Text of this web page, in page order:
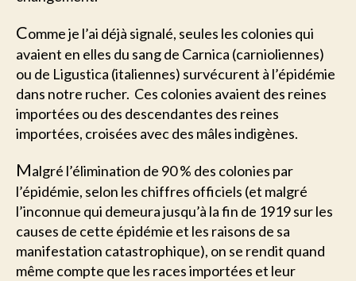
Comme je l’ai déjà signalé, seules les colonies qui
avaient en elles du sang de Carnica (carnioliennes)
ou de Ligustica (italiennes) survécurent à l’épidémie
dans notre rucher. Ces colonies avaient des reines
importées ou des descendantes des reines
importées, croisées avec des mâles indigènes.
Malgré l’élimination de 90 % des colonies par
l’épidémie, selon les chiffres officiels (et malgré
l’inconnue qui demeura jusqu’à la fin de 1919 sur les
causes de cette épidémie et les raisons de sa
manifestation catastrophique), on se rendit quand
même compte que les races importées et leur